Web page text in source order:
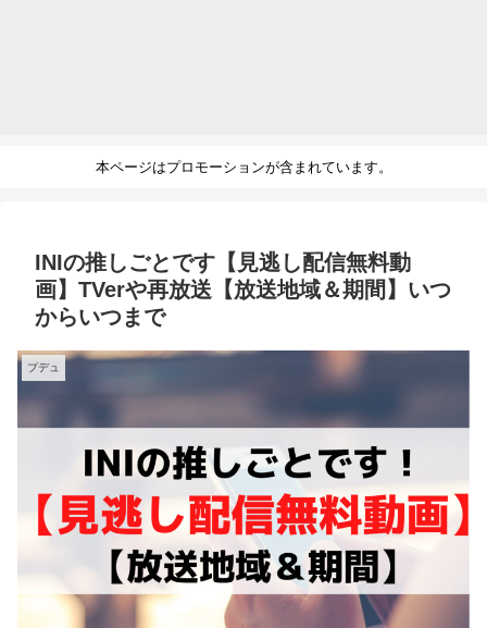
本ページはプロモーションが含まれています。
INIの推しごとです【見逃し配信無料動
画】TVerや再放送【放送地域＆期間】いつ
からいつまで
プデュ